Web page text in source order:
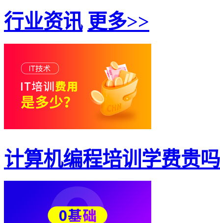
行业资讯 更多>>
计算机编程培训学费贵